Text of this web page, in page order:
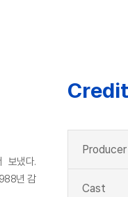
보냈다.
년 감
Credit
Producer
Cast